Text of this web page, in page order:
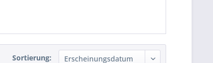
Sortierung: